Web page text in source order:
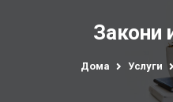
Закони
Дома Услуги